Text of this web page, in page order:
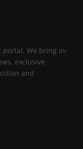
portal. We bring in-
exclusive
and